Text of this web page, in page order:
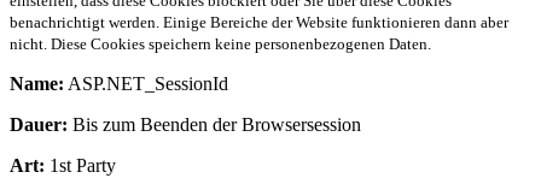
benachrichtigt werden. Einige Bereiche der Website funktionieren dann aber
nicht. Diese Cookies speichern keine personenbezogenen Daten.
Name: ASP.NET_SessionId
Dauer: Bis zum Beenden der Browsersession
Art: 1st Party